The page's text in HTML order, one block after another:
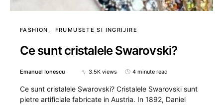
FASHION FRUMUSETE SI INGRIJIRE
Ce sunt cristalele Swarovski?
Emanuel Ionescu 3.5K views 4 minute read
Ce sunt cristalele Swarovski? Cristalele Swarovski sunt
pietre artificiale fabricate in Austria. In 1892, Daniel